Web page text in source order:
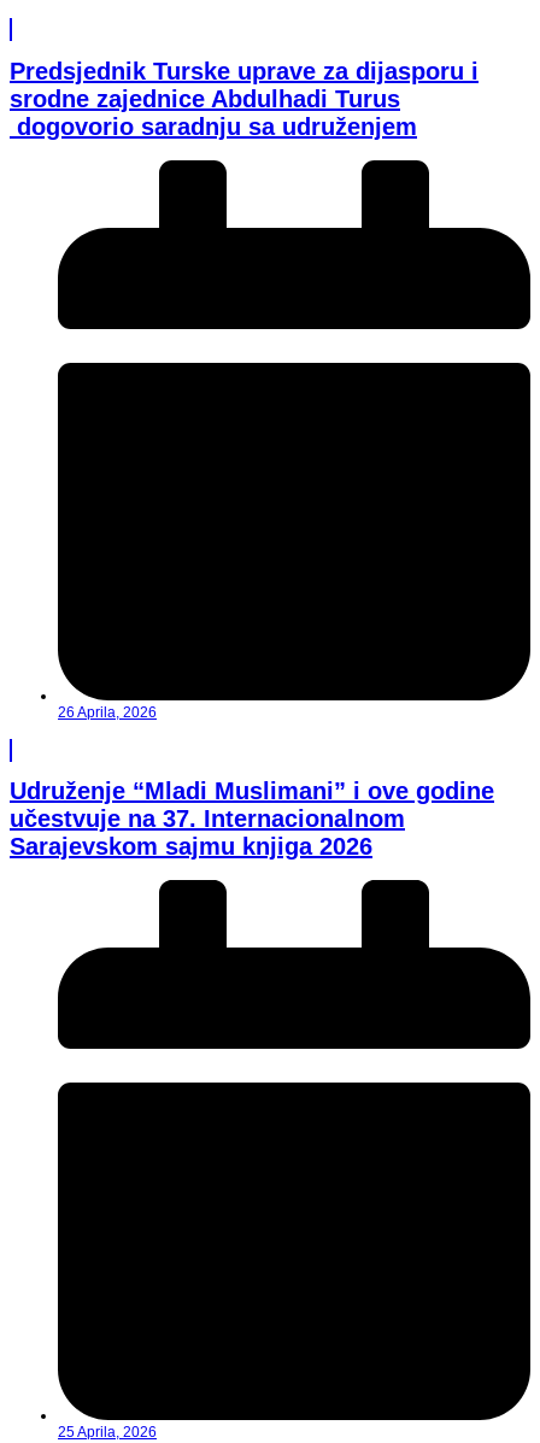
Predsjednik Turske uprave za dijasporu i
srodne zajednice Abdulhadi Turus
dogovorio saradnju sa udruženjem
26 Aprila, 2026
Udruženje “Mladi Muslimani” i ove godine
učestvuje na 37. Internacionalnom
Sarajevskom sajmu knjiga 2026
25 Aprila, 2026